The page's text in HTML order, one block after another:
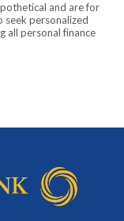
and are for
seek personalized
all personal finance